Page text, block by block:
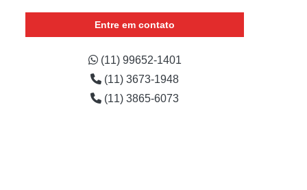
Lavadora e Secadora
Assistencia Tecnica Secadora de Roupa
Assistencia Tecnica Secadora Samsung
assistencia tecnica refrigerador não liga valores lauzane
Entre em contato
(11) 99652-1401
(11) 3673-1948
(11) 3865-6073